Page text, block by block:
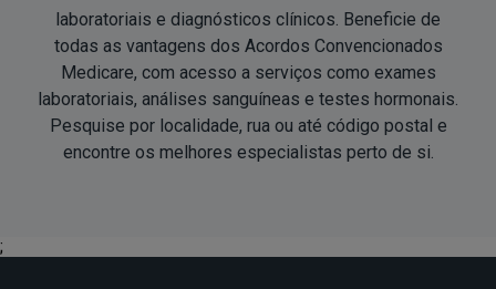
laboratoriais e diagnósticos clí­nicos. Beneficie de
todas as vantagens dos Acordos Convencionados
Medicare, com acesso a serviços como exames
laboratoriais, análises sanguí­neas e testes hormonais.
Pesquise por localidade, rua ou até código postal e
encontre os melhores especialistas perto de si.
;